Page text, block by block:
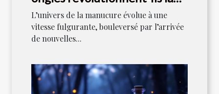
manucure moderne ?
L’univers de la manucure évolue à une
vitesse fulgurante, bouleversé par l’arrivée
de nouvelles...